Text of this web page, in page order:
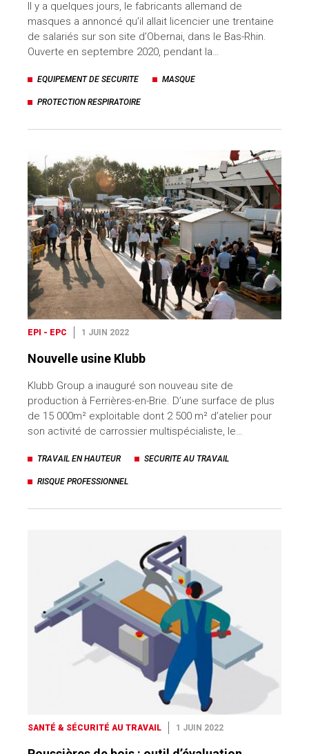
Il y a quelques jours, le fabricants allemand de
masques a annoncé qu’il allait licencier une trentaine
de salariés sur son site d’Obernai, dans le Bas-Rhin.
Ouverte en septembre 2020, pendant la…
EQUIPEMENT DE SECURITE MASQUE
PROTECTION RESPIRATOIRE
EPI - EPC 1 JUIN 2022
Nouvelle usine Klubb
Klubb Group a inauguré son nouveau site de
production à Ferrières-en-Brie. D’une surface de plus
de 15 000m² exploitable dont 2 500 m² d’atelier pour
son activité de carrossier multispécialiste, le…
TRAVAIL EN HAUTEUR SECURITE AU TRAVAIL
RISQUE PROFESSIONNEL
SANTÉ & SÉCURITÉ AU TRAVAIL 1 JUIN 2022